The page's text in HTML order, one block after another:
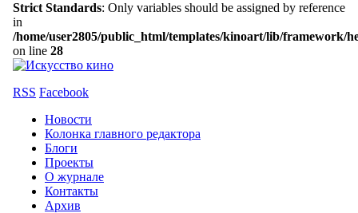
Strict Standards: Only variables should be assigned by reference
in
/home/user2805/public_html/templates/kinoart/lib/framework/
on line 28
RSS Facebook
Новости
Колонка главного редактора
Блоги
Проекты
О журнале
Контакты
Архив